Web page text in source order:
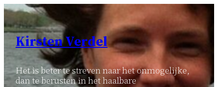
Ga
naar
inhoud
Kirsten Verdel
Het is beter te streven naar het onmogelijke,
dan te berusten in het haalbare